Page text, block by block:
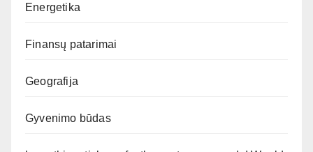
Energetika
Finansų patarimai
Geografija
Gyvenimo būdas